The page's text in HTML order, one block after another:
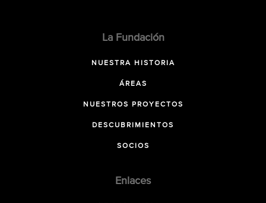
La Fundación
NUESTRA HISTORIA
ÁREAS
NUESTROS PROYECTOS
DESCUBRIMIENTOS
SOCIOS
Enlaces